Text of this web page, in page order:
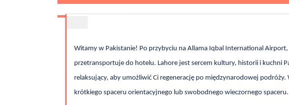
Witamy w Pakistanie! Po przybyciu na Allama Iqbal International
przetransportuje do hotelu. Lahore jest sercem kultury, historii i kuchni
relaksujący, aby umożliwić Ci regenerację po międzynarodowej podróży.
krótkiego spaceru orientacyjnego lub swobodnego wieczornego spaceru.